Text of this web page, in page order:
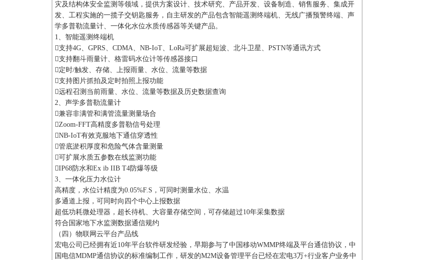
灾及结构体安全监测等领域，提供方案设计、技术研究、产品开发、设备制造、销售服务、集成开
发、工程实施的一揽子交钥匙服务，自主研发的产品包含智能遥测终端机、无线广播预警终端、声
学多普勒流量计、一体化水位水质传感器等关键产品。
1、智能遥测终端机
支持4G、GPRS、CDMA、NB-IoT、LoRa可扩展超短波、北斗卫星、PSTN等通讯方式
支持翻斗雨量计、格雷码水位计等传感器接口
定时/触发、存储、上报雨量、水位、流量等数据
支持图片抓拍及定时拍照上报功能
远程召测当前雨量、水位、流量等数据及历史数据查询
2、声学多普勒流量计
兼容非满管和满管流量测量场合
Zoom-FFT高精度多普勒信号处理
NB-IoT有效克服地下通信穿透性
管底淤积厚度和危险气体含量测量
可扩展水质五参数在线监测功能
IP68防水和Ex ib IIB T4防爆等级
3、一体化压力水位计
高精度，水位计精度为0.05%F.S，可同时测量水位、水温
多通道上报，可同时向四个中心上报数据
超低功耗微处理器，超长待机、大容量存储空间，可存储超过10年采集数据
符合国家地下水监测数据通信规约
（四）物联网云平台产品线
宏电公司已经拥有近10年平台软件研发经验，早期参与了中国移动WMMP终端及平台通信协议，中
国电信MDMP通信协议的标准编制工作，研发的M2M设备管理平台已经在宏电3万+行业客户业务中